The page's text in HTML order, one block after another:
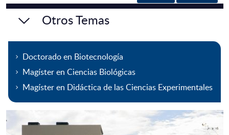
Otros Temas
Doctorado en Biotecnología
Magíster en Ciencias Biológicas
Magíster en Didáctica de las Ciencias Experimentales